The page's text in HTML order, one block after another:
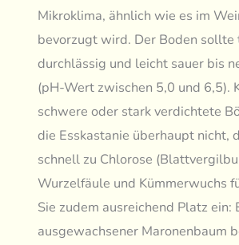
Mikroklima, ähnlich wie es im
bevorzugt wird. Der Boden
durchlässig und leicht sauer bis
(pH-Wert zwischen 5,0 und 6,5).
schwere oder stark verdichtete
die Esskastanie überhaupt nicht,
schnell zu Chlorose
Wurzelfäule und Kümmerwuchs
Sie zudem ausreichend Platz ein:
ausgewachsener Maronenbaum